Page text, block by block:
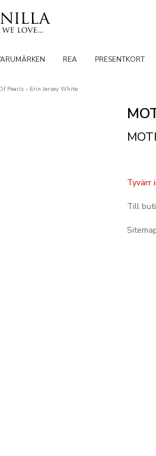
REA PRESENTKORT
Pearls - Erin Jersey White
Tyvärr
Till